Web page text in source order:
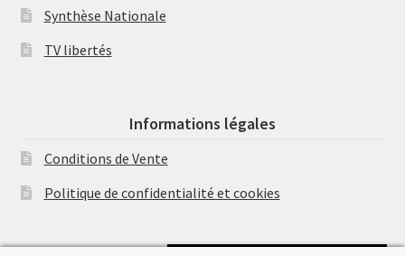
Synthèse Nationale
TV libertés
Informations légales
Conditions de Vente
Politique de confidentialité et cookies